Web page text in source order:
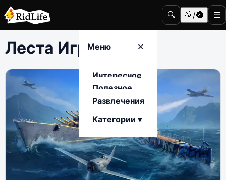
🔍 🌞/🌚 ☰
Меню ✕
Интересное
Полезное
Развлечения
Категории ▾
Леста Игры